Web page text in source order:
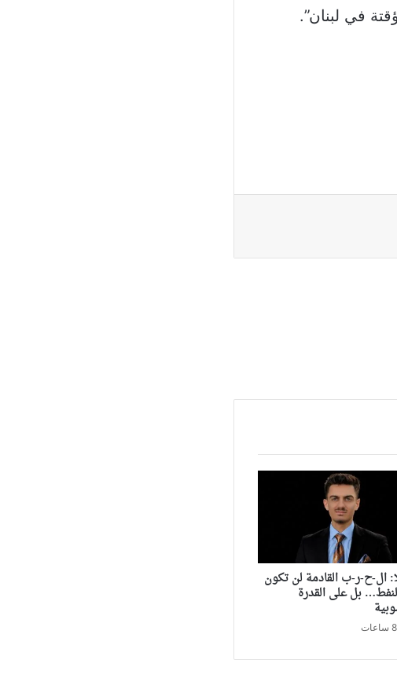
في لبنان”.
ال-ح-ر-ب القادمة لن تكون
بل على القدرة